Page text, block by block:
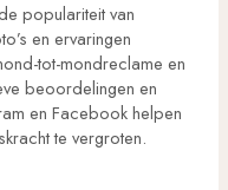
populariteit van
en ervaringen
tot-mondreclame en
beoordelingen en
en Facebook helpen
te vergroten.